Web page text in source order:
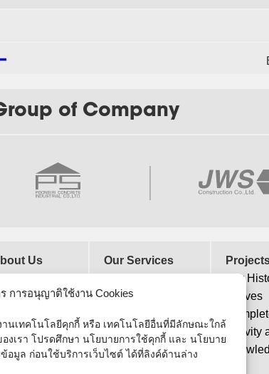
การอนุญาติใช้งาน Cookies
านเทคโนโลยีคุกกี้ หรือ เทคโนโลยีอื่นที่มีลักษณะใกล้
งเรา โปรดศึกษา นโยบายการใช้คุกกี้ และ นโยบาย
อมูล ก่อนใช้บริการเว็บไซต์ ได้ที่ลิงค์ด้านล่าง
of Company
Us
and
Our Services
Our
Actives
Activity